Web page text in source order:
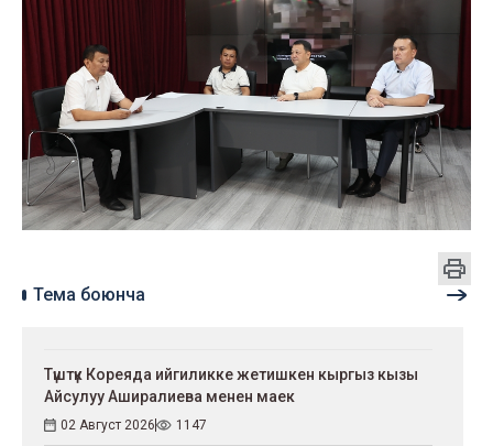
Тема боюнча
Түштүк Кореяда ийгиликке жетишкен кыргыз кызы
Айсулуу Аширалиева менен маек
02 Август 2026 1147